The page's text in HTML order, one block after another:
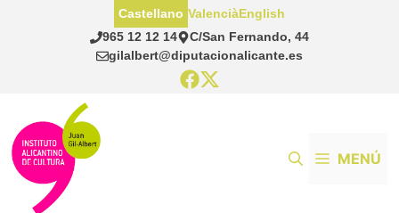
965 12 12 14
C/San Fernando, 44
gilalbert@diputacionalicante.es
Castellano ValenciàEnglish
MENÚ